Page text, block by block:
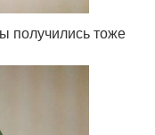
получились тоже